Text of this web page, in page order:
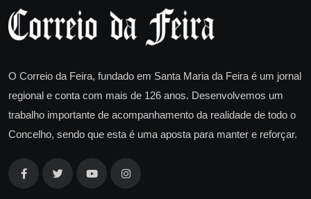
O Correio da Feira, fundado em Santa Maria da Feira é um jornal
regional e conta com mais de 126 anos. Desenvolvemos um
trabalho importante de acompanhamento da realidade de todo o
Concelho, sendo que esta é uma aposta para manter e reforçar.